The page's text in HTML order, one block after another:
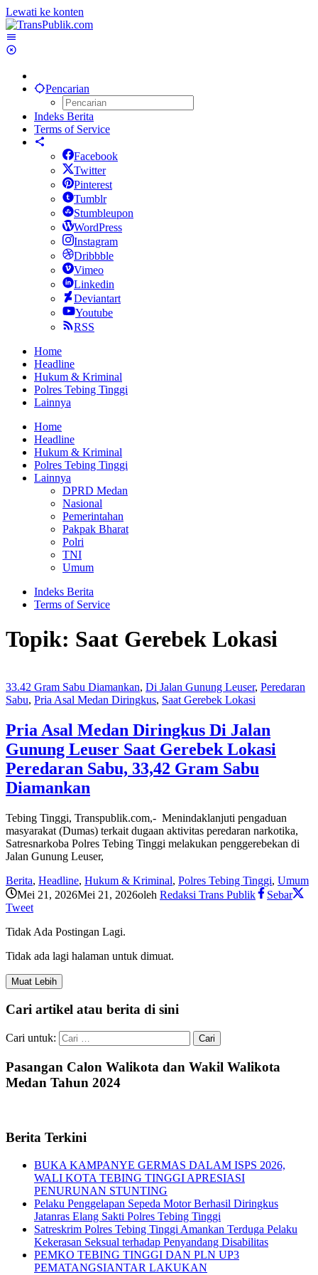
Lewati ke konten
Pencarian
Indeks Berita
Terms of Service
Facebook
Twitter
Pinterest
Tumblr
Stumbleupon
WordPress
Instagram
Dribbble
Vimeo
Linkedin
Deviantart
Youtube
RSS
Home
Headline
Hukum & Kriminal
Polres Tebing Tinggi
Lainnya
Home
Headline
Hukum & Kriminal
Polres Tebing Tinggi
Lainnya
DPRD Medan
Nasional
Pemerintahan
Pakpak Bharat
Polri
TNI
Umum
Indeks Berita
Terms of Service
Topik: Saat Gerebek Lokasi
33.42 Gram Sabu Diamankan, Di Jalan Gunung Leuser, Peredaran
Sabu, Pria Asal Medan Diringkus, Saat Gerebek Lokasi
Pria Asal Medan Diringkus Di Jalan
Gunung Leuser Saat Gerebek Lokasi
Peredaran Sabu, 33,42 Gram Sabu
Diamankan
Tebing Tinggi, Transpublik.com,- Menindaklanjuti pengaduan
masyarakat (Dumas) terkait dugaan aktivitas peredaran narkotika,
Satresnarkoba Polres Tebing Tinggi melakukan penggerebekan di
Jalan Gunung Leuser,
Berita, Headline, Hukum & Kriminal, Polres Tebing Tinggi, Umum
Mei 21, 2026Mei 21, 2026oleh Redaksi Trans Publik
Sebar
Tweet
Tidak Ada Postingan Lagi.
Tidak ada lagi halaman untuk dimuat.
Muat Lebih
Cari artikel atau berita di sini
Cari untuk:
Pasangan Calon Walikota dan Wakil Walikota
Medan Tahun 2024
Berita Terkini
BUKA KAMPANYE GERMAS DALAM ISPS 2026,
WALI KOTA TEBING TINGGI APRESIASI
PENURUNAN STUNTING
Pelaku Penggelapan Sepeda Motor Berhasil Diringkus
Jatanras Elang Sakti Polres Tebing Tinggi
Satreskrim Polres Tebing Tinggi Amankan Terduga Pelaku
Kekerasan Seksual terhadap Penyandang Disabilitas
PEMKO TEBING TINGGI DAN PLN UP3
PEMATANGSIANTAR LAKUKAN